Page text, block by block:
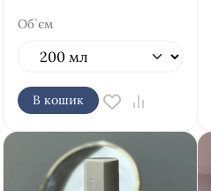
Об`єм
В кошик